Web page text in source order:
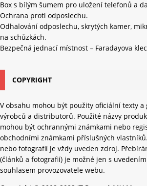
Box s bílým šumem pro uložení telefonů a
Ochrana proti odposlechu.
Odhalování odposlechu, skrytých kamer,
na schůzkách.
Bezpečná jednací místnost – Faradayova
COPYRIGHT
V obsahu mohou být použity oficiální texty a
výrobců a distributorů. Použité názvy
mohou být ochrannými známkami nebo
obchodními známkami příslušných
nebo fotografií je vždy uveden zdroj.
(článků a fotografií) je možné jen s
souhlasem provozovatele webu.